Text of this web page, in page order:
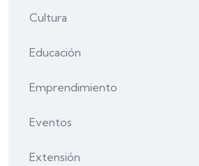
Cultura
Educación
Emprendimiento
Eventos
Extensión